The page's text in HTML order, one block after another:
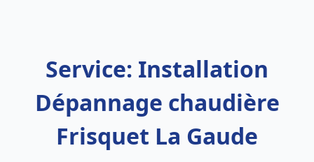
Service: Installation
Dépannage chaudière
Frisquet La Gaude